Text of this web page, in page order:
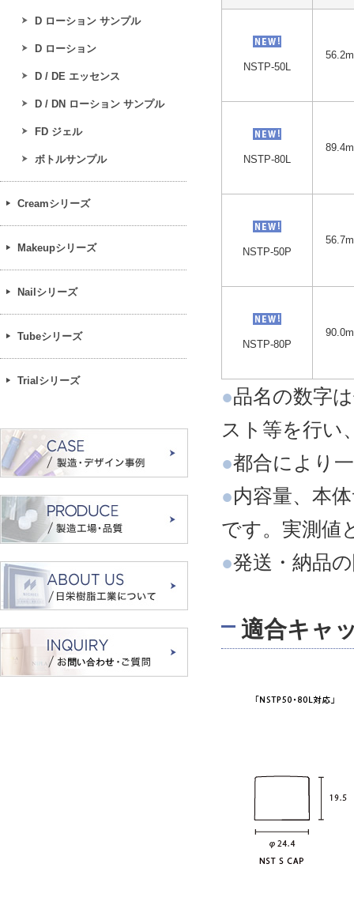
NSTP-50L
NSTP-80L
NSTP-50P
NSTP-80P
●品名の数字
スト等を行い
●都合により
●内容量、本
です。実測値
●発送・納品
適合キャ
D ローション サンプル
D ローション
D / DE エッセンス
D / DN ローション サンプル
FD ジェル
ボトルサンプル
Creamシリーズ
Makeupシリーズ
Nailシリーズ
Tubeシリーズ
Trialシリーズ